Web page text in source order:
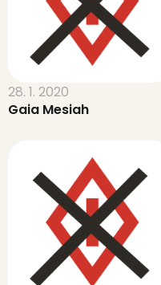
28. 1. 2020
Gaia Mesiah